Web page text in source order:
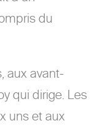
du
aux avant-
qui dirige. Les
uns et aux